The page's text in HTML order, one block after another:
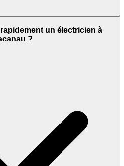
un électricien à
?